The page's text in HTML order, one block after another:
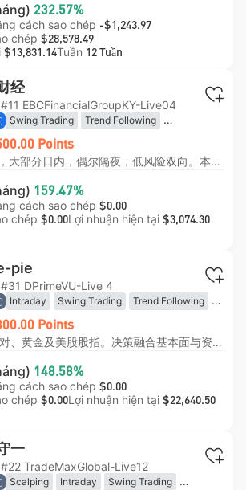
232.57%
cách sao chép -$1,243.97
chép $28,578.49
$13,831.14Tuần 12 Tuần
经
EBCFinancialGroupKY-Live04
Swing Trading
Trend Following
Breakout Trading
Hedging
Points
4月20日隆重上线，大部分日内，偶尔隔夜，低风险双向。本金2000跟一倍有风险，5000一倍基本安全，10000一倍非常安全。订阅费：首月50刀，第二月100刀，第三月最终150刀。本人初始本金2000刀，另有3000刀备用金。所以注意跟随最低本金要求。
159.47%
cách sao chép $0.00
chép $0.00Lợi nhuận hiện tại $3,074.30
pie
DPrimeVU-Live 4
Intraday Swing Trading
Trend Following
Mean Reversion
Points
主要交易直盘货币对、黄金及美股股指。决策融合基本面与资金面分析，把握市场叙事主线，再通过技术面精选择时与价位，手工执行每笔交易，且每笔订单均设硬止损。我坚决摒弃马丁加仓，追求通过优化开平仓价差实现超额收益，而非依赖仓位堆积。
148.58%
cách sao chép $0.00
chép $0.00Lợi nhuận hiện tại $22,640.50
一
TradeMaxGlobal-Live12
Scalping Intraday
Swing Trading